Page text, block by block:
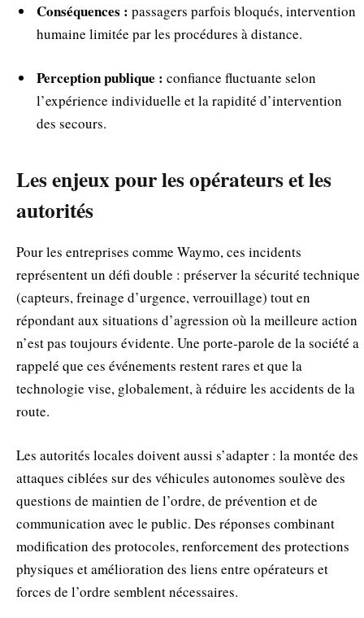
Conséquences : passagers parfois bloqués, intervention
humaine limitée par les procédures à distance.
Perception publique : confiance fluctuante selon
l’expérience individuelle et la rapidité d’intervention
des secours.
Les enjeux pour les opérateurs et les
autorités
Pour les entreprises comme Waymo, ces incidents
représentent un défi double : préserver la sécurité technique
(capteurs, freinage d’urgence, verrouillage) tout en
répondant aux situations d’agression où la meilleure action
n’est pas toujours évidente. Une porte-parole de la société a
rappelé que ces événements restent rares et que la
technologie vise, globalement, à réduire les accidents de la
route.
Les autorités locales doivent aussi s’adapter : la montée des
attaques ciblées sur des véhicules autonomes soulève des
questions de maintien de l’ordre, de prévention et de
communication avec le public. Des réponses combinant
modification des protocoles, renforcement des protections
physiques et amélioration des liens entre opérateurs et
forces de l’ordre semblent nécessaires.